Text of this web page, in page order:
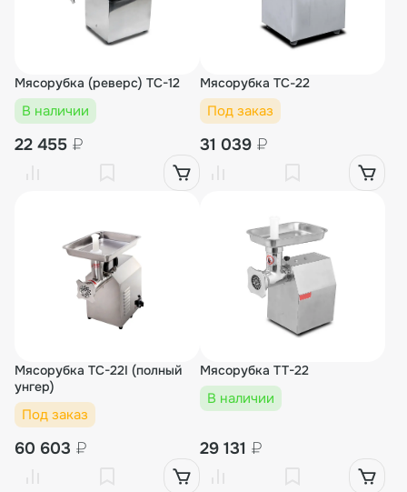
Мясорубка (реверс) TC-12
В наличии
22 455 ₽
Мясорубка TС-22
Под заказ
31 039 ₽
Мясорубка TC-22I (полный
унгер)
Под заказ
60 603 ₽
Мясорубка TT-22
В наличии
29 131 ₽